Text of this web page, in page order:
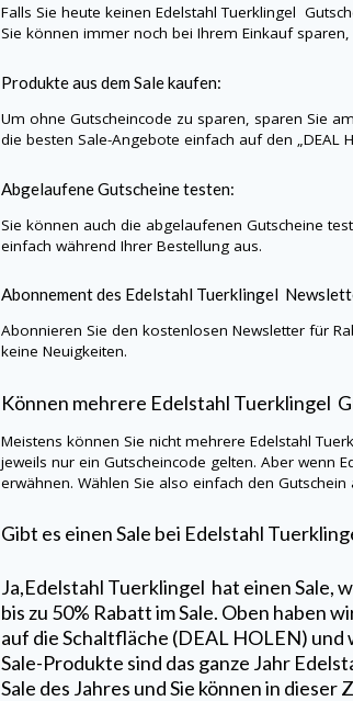
Falls Sie heute keinenEdelstahl Tuerklingel
Sie können immer noch bei Ihrem Einkauf
Produkte aus dem Sale kaufen:
Um ohne Gutscheincode zu sparen, sparen Sie
die besten Sale-Angebote einfach auf den „DEAL
Abgelaufene Gutscheine testen:
Sie können auch die abgelaufenen Gutscheine
einfach während Ihrer Bestellung aus.
Abonnement des Edelstahl Tuerklingel
Abonnieren Sie den kostenlosen Newsletter für
keine Neuigkeiten.
Können mehrere Edelstahl Tuerklingel
Meistens können Sie nicht mehrereEdelstahl
jeweils nur ein Gutscheincode gelten. Aber wenn
erwähnen. Wählen Sie also einfach den
Gibt es einen Sale bei Edelstahl
Ja,Edelstahl Tuerklingel hat einen Sale,
bis zu 50% Rabatt im Sale. Oben haben
auf die Schaltfläche (DEAL HOLEN) und
Sale-Produkte sind das ganze Jahr
Sale des Jahres und Sie können in dieser